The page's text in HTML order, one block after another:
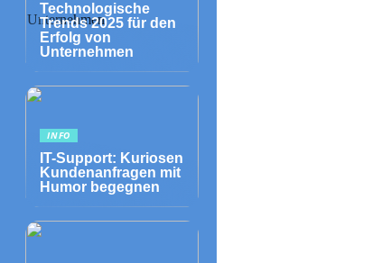
Technologische
Trends 2025 für den
Erfolg von
Unternehmen
INFO
IT-Support: Kuriosen
Kundenanfragen mit
Humor begegnen